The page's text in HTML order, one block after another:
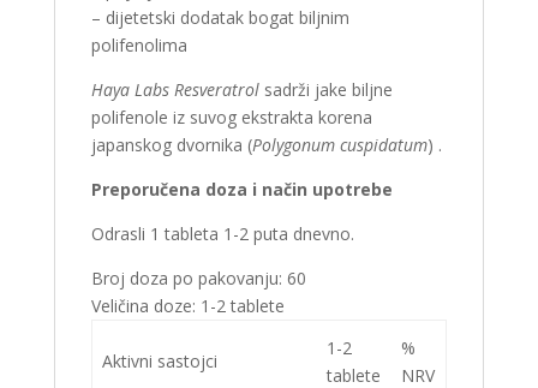
– dijetetski dodatak bogat biljnim
polifenolima
Haya Labs Resveratrolsadrži jake biljne
polifenole iz suvog ekstrakta korena
japanskog dvornika (Polygonum cuspidatum) .
Preporučena doza i način upotrebe
Odrasli 1 tableta 1-2 puta dnevno.
Broj doza po pakovanju: 60
Veličina doze: 1-2 tablete
Aktivni sastojci
1-2
tablete
%
NRV